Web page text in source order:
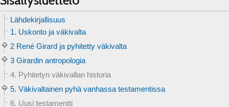
Lähdekirjallisuus
1. Uskonto ja väkivalta
2 René Girard ja pyhitetty väkivalta
3 Girardin antropologia
4. Pyhitetyn väkivallan historia
5. Väkivaltainen pyhä vanhassa testamentissa
6. Uusi testamentti